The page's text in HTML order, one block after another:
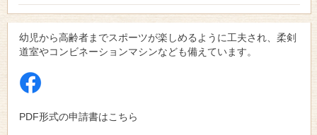
幼児から高齢者までスポーツが楽しめるように工夫され、柔剣
道室やコンビネーションマシンなども備えています。
PDF形式の申請書はこちら